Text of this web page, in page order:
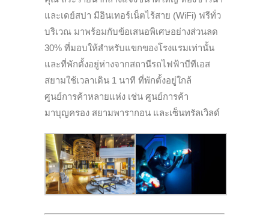
และเดย์สปา มีอินเทอร์เน็ตไร้สาย (WiFi) ฟรีทั่ว
บริเวณ มาพร้อมกับข้อเสนอพิเศษอย่างส่วนลด
30% ที่มอบให้สำหรับแขกของโรงแรมเท่านั้น
และที่พักตั้งอยู่ห่างจากสถานีรถไฟฟ้าบีทีเอส
สยามใช้เวลาเดิน 1 นาที ที่พักตั้งอยู่ใกล้
ศูนย์การค้าหลายแห่ง เช่น ศูนย์การค้า
มาบุญครอง สยามพารากอน และเซ็นทรัลเวิลด์